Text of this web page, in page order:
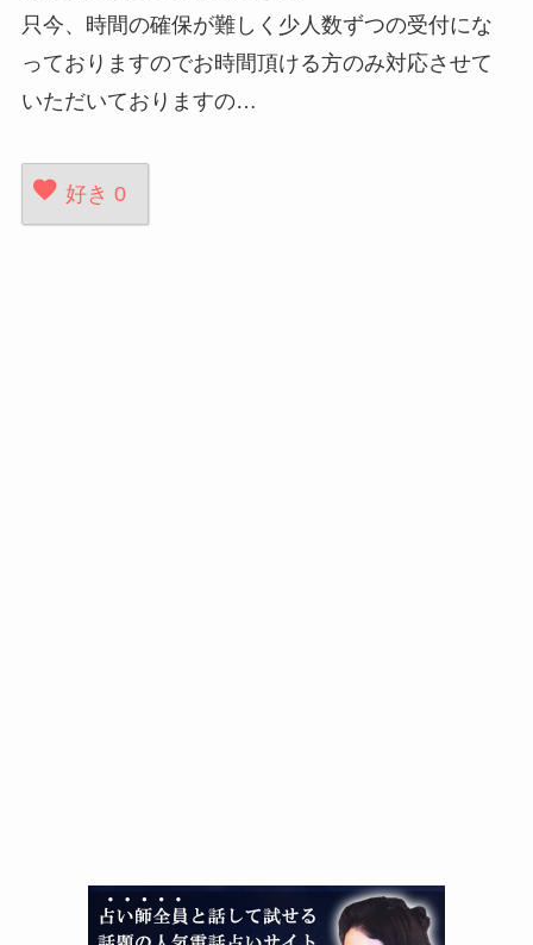
只今、時間の確保が難しく少人数ずつの受付にな
っておりますのでお時間頂ける方のみ対応させて
いただいておりますの…
好き 0